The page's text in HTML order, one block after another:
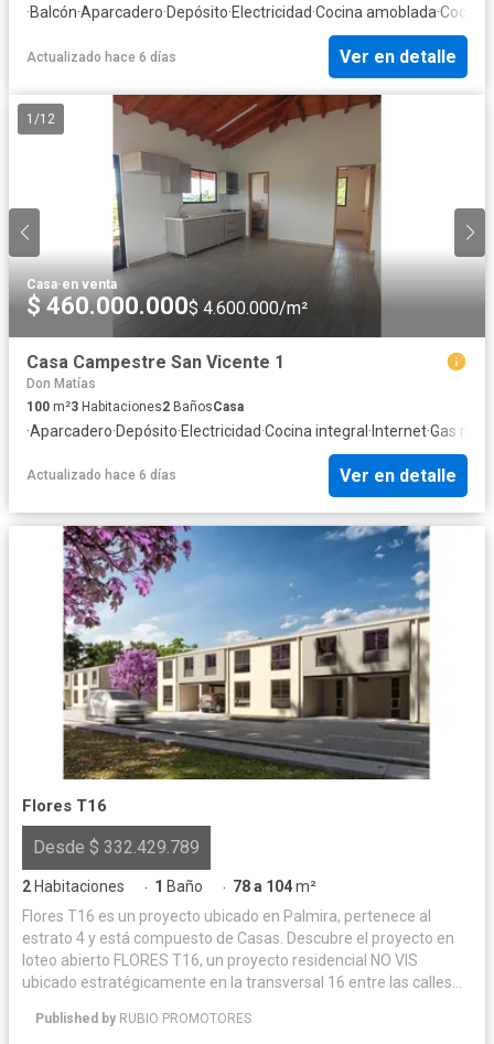
·Balcón·Aparcadero·Depósito·Electricidad·Cocina amoblada·Cocina
Actualizado hace 6 días Ver en detalle
1 /12
Casa·en venta
$ 460.000.000$ 4.600.000/m²
Casa Campestre San Vicente 1
Don Matías
100 m²3 Habitaciones2 BañosCasa
·Aparcadero·Depósito·Electricidad·Cocina integral·Internet·Gas
Actualizado hace 6 días Ver en detalle
Flores T16
Desde $ 332.429.789
2 Habitaciones · 1 Baño · 78 a 104m²
Flores T16 es un proyecto ubicado en Palmira, pertenece al
estrato 4 y está compuesto de Casas. Descubre el proyecto en
loteo abierto FLORES T16, un proyecto residencial NO VIS
ubicado estratégicamente en la transversal 16 entre las calles
espacios verdes diseñados para el esparcimiento, el deporte y la
Published by RUBIO PROMOTORES